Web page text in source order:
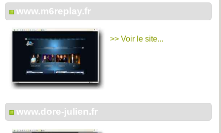
www.m6replay.fr
>> Voir le site...
www.dore-julien.fr